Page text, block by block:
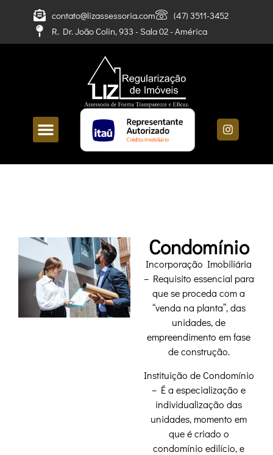
contato@lizassessoria.com
(47) 3511-3452
R. Dr. João Colin, 933 - Sala 02 - América
Condomínio
Incorporação Imobiliária
– Requisito essencial para
que se proceda com a
“venda na planta”, das
unidades, de
empreendimento em fase
de construção.
Instituição de Condomínio
– É a especialização e
individualização das
unidades, momento em
que é criado o
condomínio edilício, e